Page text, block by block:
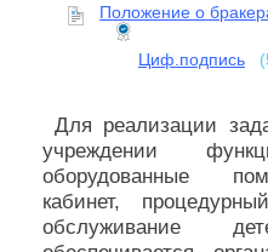
Положение о
Циф.подпись
Для реализации
учреждении
оборудованные
кабинет,
обслуживание